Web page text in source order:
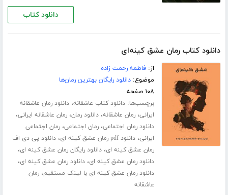
دانلود کتاب
دانلود کتاب رمان عشق کینه‌ای
از:فاطمه رحمت زاده
موضوع:دانلود رایگان بهترین رمان‌ها
۱۰۸ صفحه
برچسب‌ها:دانلود کتاب عاشقانه،دانلود رمان عاشقانه
ایرانی،رمان عاشقانه،دانلود رمان،رمان عاشقانه ایرانی،
دانلود رمان اجتماعی،رمان اجتماعی،رمان اجتماعی
ایرانی،دانلود pdf رمان عشق کینه ای ،دانلود پی دی اف
رمان عشق کینه ای،دانلود رایگان رمان عشق کینه ای،
دانلود رمان عشق کینه ای،دانلود رمان عشق کینه ای،
دانلود رمان عشق کینه ای با لینک مستقیم،رمان
عاشقانه